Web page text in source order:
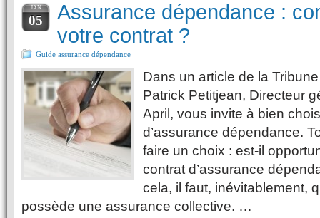
JAN
05
Assurance dépendance :
votre contrat ?
Guide assurance dépendance
Dans un article de la
Patrick Petitjean, Directeur
April, vous invite à bien
d’assurance dépendance.
faire un choix : est-il
contrat d’assurance
cela, il faut, inévitablement,
possède une assurance collective. …